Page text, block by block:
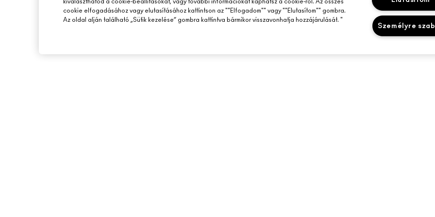
kiválaszthatod a cookie-beállításokat, vagy további információkat kaphatsz a cookie-ról. Az összes
cookie elfogadásához vagy elutasításához kattintson az ""Elfogadom"" vagy ""Elutasítom"" gombra.
Az oldal alján található „Sütik kezelése” gombra kattintva bármikor visszavonhatja hozzájárulását. "
Személyre